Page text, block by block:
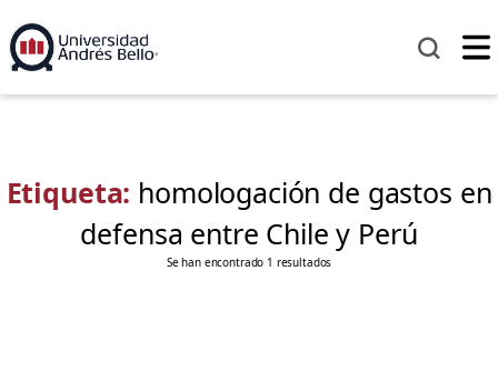
Etiqueta: homologación de gastos en
defensa entre Chile y Perú
Se han encontrado 1 resultados